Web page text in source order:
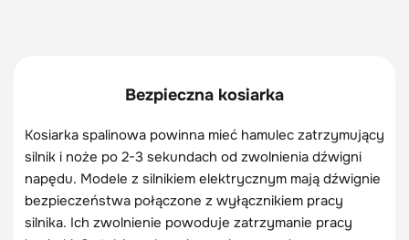
Bezpieczna kosiarka
Kosiarka spalinowa powinna mieć hamulec zatrzymujący
silnik i noże po 2-3 sekundach od zwolnienia dźwigni
napędu. Modele z silnikiem elektrycznym mają dźwignie
bezpieczeństwa połączone z wyłącznikiem pracy
silnika. Ich zwolnienie powoduje zatrzymanie pracy